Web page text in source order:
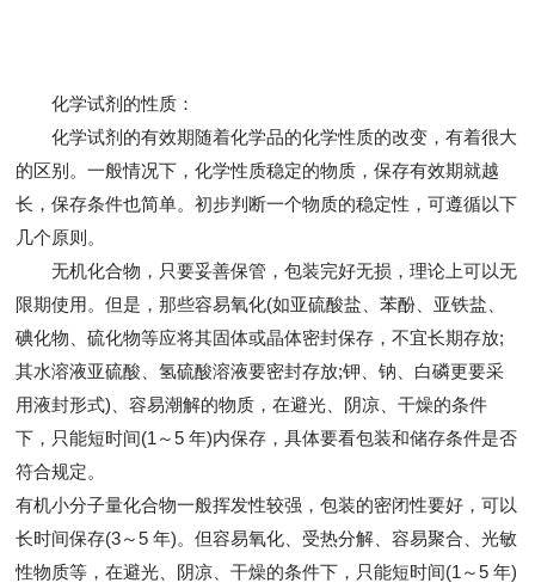
化学试剂的性质：
化学试剂的有效期随着化学品的化学性质的改变，有着很大
的区别。一般情况下，化学性质稳定的物质，保存有效期就越
长，保存条件也简单。初步判断一个物质的稳定性，可遵循以下
几个原则。
无机化合物，只要妥善保管，包装完好无损，理论上可以无
限期使用。但是，那些容易氧化(如亚硫酸盐、苯酚、亚铁盐、
碘化物、硫化物等应将其固体或晶体密封保存，不宜长期存放;
其水溶液亚硫酸、氢硫酸溶液要密封存放;钾、钠、白磷更要采
用液封形式)、容易潮解的物质，在避光、阴凉、干燥的条件
下，只能短时间(1～5 年)内保存，具体要看包装和储存条件是否
符合规定。
有机小分子量化合物一般挥发性较强，包装的密闭性要好，可以
长时间保存(3～5 年)。但容易氧化、受热分解、容易聚合、光敏
性物质等，在避光、阴凉、干燥的条件下，只能短时间(1～5 年)